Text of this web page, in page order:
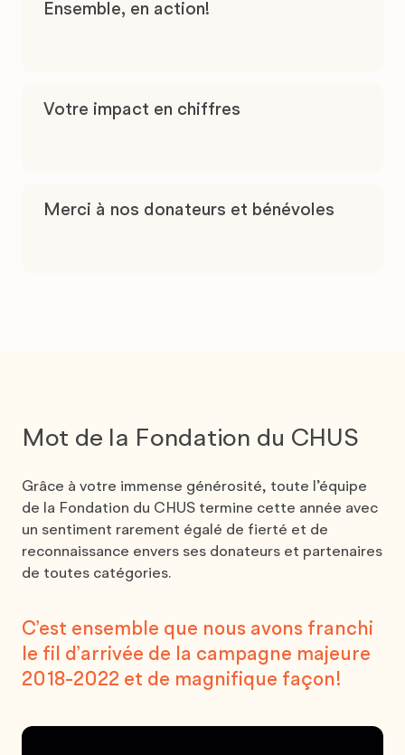
Ensemble, en action!
Votre impact en chiffres
Merci à nos donateurs et bénévoles
Mot de la Fondation du CHUS
Grâce à votre immense générosité, toute l’équipe
de la Fondation du CHUS termine cette année avec
un sentiment rarement égalé de fierté et de
reconnaissance envers ses donateurs et partenaires
de toutes catégories.
C’est ensemble que nous avons franchi
le fil d’arrivée de la campagne majeure
2018-2022 et de magnifique façon!